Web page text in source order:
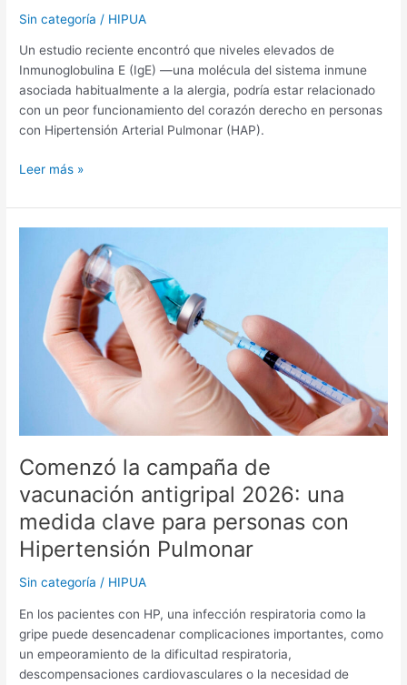
Sin categoría / HIPUA
Un estudio reciente encontró que niveles elevados de
Inmunoglobulina E (IgE) —una molécula del sistema inmune
asociada habitualmente a la alergia, podría estar relacionado
con un peor funcionamiento del corazón derecho en personas
con Hipertensión Arterial Pulmonar (HAP).
Leer más »
Comenzó la campaña de
vacunación antigripal 2026: una
medida clave para personas con
Hipertensión Pulmonar
Sin categoría / HIPUA
En los pacientes con HP, una infección respiratoria como la
gripe puede desencadenar complicaciones importantes, como
un empeoramiento de la dificultad respiratoria,
descompensaciones cardiovasculares o la necesidad de
campaña
vacunación
antigripal
2026:
para
personas
con
Hipertensión
Pulmonar